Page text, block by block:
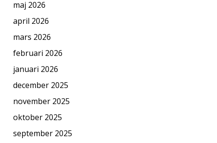
maj 2026
april 2026
mars 2026
februari 2026
januari 2026
december 2025
november 2025
oktober 2025
september 2025